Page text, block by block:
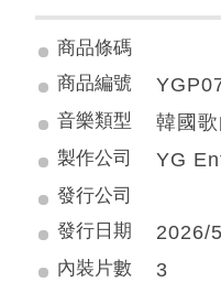
商品條碼
商品編號
音樂類型 韓國
製作公司 YG
發行公司
發行日期
2026/
內裝片數 3